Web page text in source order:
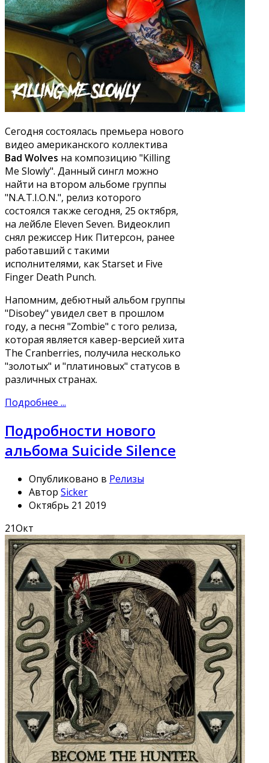
Сегодня состоялась премьера нового
видео американского коллектива
Bad Wolves на композицию "Killing
Me Slowly". Данный сингл можно
найти на втором альбоме группы
"N.A.T.I.O.N.", релиз которого
состоялся также сегодня, 25 октября,
на лейбле Eleven Seven. Видеоклип
снял режиссер Ник Питерсон, ранее
работавший с такими
исполнителями, как Starset и Five
Finger Death Punch.
Напомним, дебютный альбом группы
"Disobey" увидел свет в прошлом
году, а песня "Zombie" с того релиза,
которая является кавер-версией хита
The Cranberries, получила несколько
"золотых" и "платиновых" статусов в
различных странах.
Подробнее ...
Подробности нового
альбома Suicide Silence
Опубликовано в Релизы
Автор Sicker
Октябрь 21 2019
21Окт